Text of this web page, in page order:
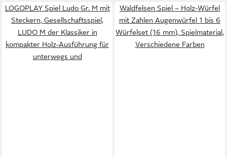
LOGOPLAY Spiel Ludo Gr. M mit
Steckern, Gesellschaftsspiel,
LUDO M der Klassiker in
kompakter Holz-Ausführung für
unterwegs und
Waldfelsen Spiel – Holz-Würfel
mit Zahlen Augenwürfel 1 bis 6
Würfelset (16 mm), Spielmaterial,
Verschiedene Farben